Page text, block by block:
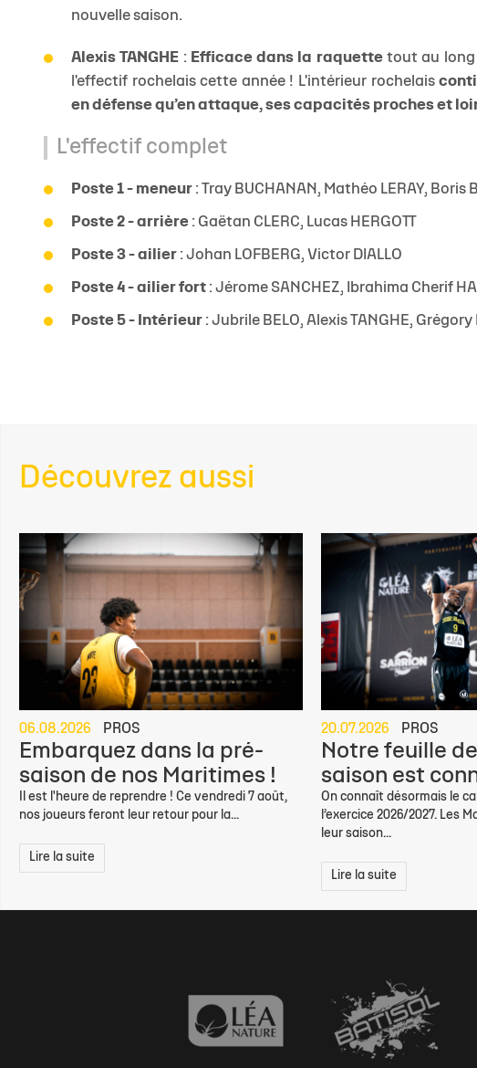
nouvelle saison.
Alexis TANGHE : Efficace dans la raquettetout au long
l'effectif rochelais cette année ! L'intérieur rochelais
en défense qu’en attaque, ses capacités proches et
L'effectif complet
Poste 1 - meneur : Tray BUCHANAN, Mathéo LERAY, Boris
Poste 2 - arrière : Gaëtan CLERC, Lucas HERGOTT
Poste 3 - ailier : Johan LOFBERG, Victor DIALLO
Poste 4 - ailier fort : Jérome SANCHEZ, Ibrahima Cherif
Poste 5 - Intérieur : Jubrile BELO, Alexis TANGHE, Grégory
Découvrez aussi
06.08.2026 PROS
Embarquez dans la pré-
saison de nos Maritimes !
Il est l'heure de reprendre ! Ce vendredi 7 août,
nos joueurs feront leur retour pour la...
Lire la suite
20.07.2026 PROS
Notre feuille
saison est
On connaît désormais le
l’exercice 2026/2027. Les
leur saison...
Lire la suite